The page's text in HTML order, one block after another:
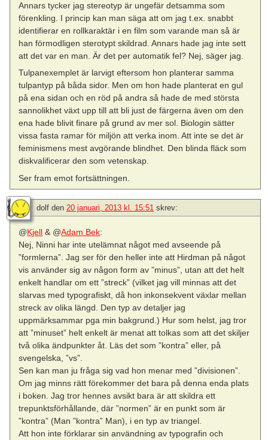
Annars tycker jag stereotyp är ungefär detsamma som
förenkling. I princip kan man säga att om jag t.ex. snabbt
identifierar en rollkaraktär i en film som varande man så är
han förmodligen sterotypt skildrad. Annars hade jag inte sett
att det var en man. Är det per automatik fel? Nej, säger jag.
Tulpanexemplet är larvigt eftersom hon planterar samma
tulpantyp på båda sidor. Men om hon hade planterat en gul
på ena sidan och en röd på andra så hade de med största
sannolikhet växt upp till att bli just de färgerna även om den
ena hade blivit finare på grund av mer sol. Biologin sätter
vissa fasta ramar för miljön att verka inom. Att inte se det är
feminismens mest avgörande blindhet. Den blinda fläck som
diskvalificerar den som vetenskap.
Ser fram emot fortsättningen.
dolf den 20 januari, 2013 kl. 15:51 skrev:
@Kjell & @Adam Bek:
Nej, Ninni har inte utelämnat något med avseende på
”formlerna”. Jag ser för den heller inte att Hirdman på något
vis använder sig av någon form av ”minus”, utan att det helt
enkelt handlar om ett ”streck” (vilket jag vill minnas att det
slarvas med typografiskt, då hon inkonsekvent växlar mellan
streck av olika längd. Den typ av detaljer jag
uppmärksammar pga min bakgrund.) Hur som helst, jag tror
att ”minuset” helt enkelt är menat att tolkas som att det skiljer
två olika ändpunkter åt. Läs det som ”kontra” eller, på
svengelska, ”vs”.
Sen kan man ju fråga sig vad hon menar med ”divisionen”.
Om jag minns rätt förekommer det bara på denna enda plats
i boken. Jag tror hennes avsikt bara är att skildra ett
trepunktsförhållande, där ”normen” är en punkt som är
”kontra” (Man ”kontra” Man), i en typ av triangel.
Att hon inte förklarar sin användning av typografin och